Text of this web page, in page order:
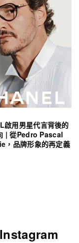
啟用男星代言背後的
| 從Pedro Pascal
，品牌形象的再定義